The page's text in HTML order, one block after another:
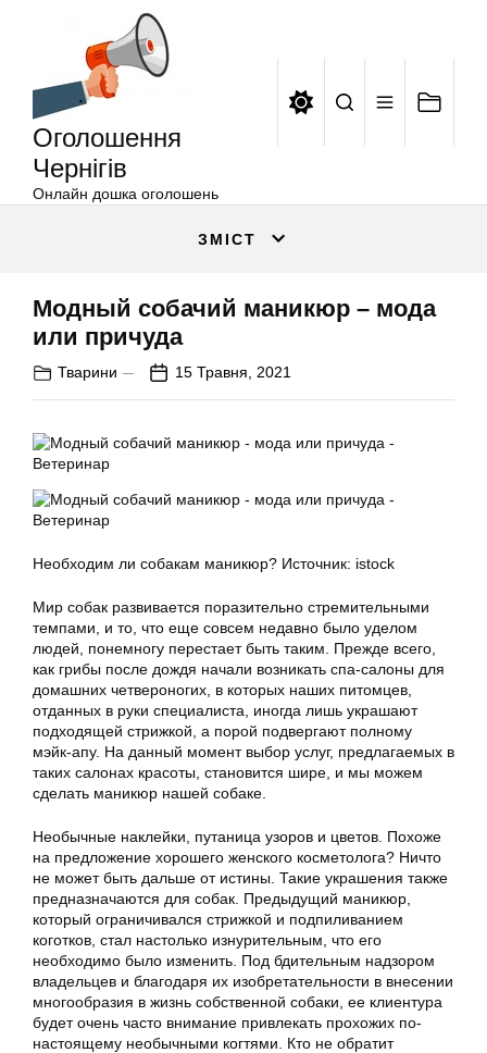
Оголошення
Чернігів
Онлайн дошка оголошень
ЗМІСТ
Модный собачий маникюр – мода
или причуда
Тварини 15 Травня, 2021
Необходим ли собакам маникюр? Источник: istock
Мир собак развивается поразительно стремительными
темпами, и то, что еще совсем недавно было уделом
людей, понемногу перестает быть таким. Прежде всего,
как грибы после дождя начали возникать спа-салоны для
домашних четвероногих, в которых наших питомцев,
отданных в руки специалиста, иногда лишь украшают
подходящей стрижкой, а порой подвергают полному
мэйк-апу. На данный момент выбор услуг, предлагаемых в
таких салонах красоты, становится шире, и мы можем
сделать маникюр нашей собаке.
Необычные наклейки, путаница узоров и цветов. Похоже
на предложение хорошего женского косметолога? Ничто
не может быть дальше от истины. Такие украшения также
предназначаются для собак. Предыдущий маникюр,
который ограничивался стрижкой и подпиливанием
коготков, стал настолько изнурительным, что его
необходимо было изменить. Под бдительным надзором
владельцев и благодаря их изобретательности в внесении
многообразия в жизнь собственной собаки, ее клиентура
будет очень часто внимание привлекать прохожих по-
настоящему необычными когтями. Кто не обратит